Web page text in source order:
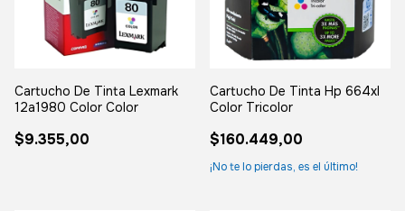
Cartucho De Tinta Lexmark
12a1980 Color Color
$9.355,00
Cartucho De Tinta Hp 664xl
Color Tricolor
$160.449,00
¡No te lo pierdas, es el último!